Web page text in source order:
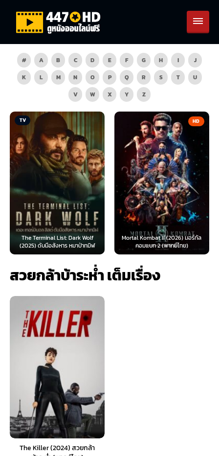
# A B C D E F G H I
J
K
L M N O P Q R S T
U
V
W X Y Z
TV
The Terminal List: Dark Wolf
(2025) ดับมือสังหาร หมาป่าทมิฬ
HD
Mortal Kombat II (2026) มอร์ทัล
คอมแบท 2 (พากย์ไทย)
สวยกล้าบ้าระห่ำ เต็มเรื่อง
The Killer (2024) สวยกล้า